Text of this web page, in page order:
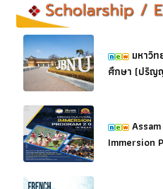
มหาวิ
ศึกษา (ปริญ
Immersion